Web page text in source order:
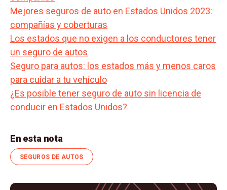
Mejores seguros de auto en Estados Unidos 2023:
compañías y coberturas
Los estados que no exigen a los conductores tener
un seguro de autos
Seguro para autos: los estados más y menos caros
para cuidar a tu vehículo
¿Es posible tener seguro de auto sin licencia de
conducir en Estados Unidos?
En esta nota
SEGUROS DE AUTOS